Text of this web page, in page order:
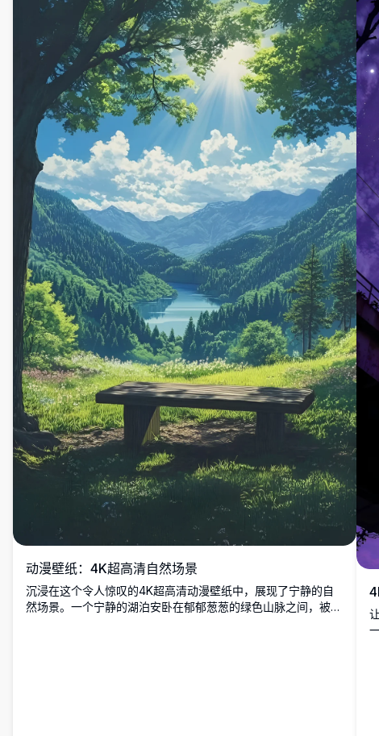
动漫壁纸：4K超高清自然场景
沉浸在这个令人惊叹的4K超高清动漫壁纸中，展现了宁静的自
然场景。一个宁静的湖泊安卧在郁郁葱葱的绿色山脉之间，被高